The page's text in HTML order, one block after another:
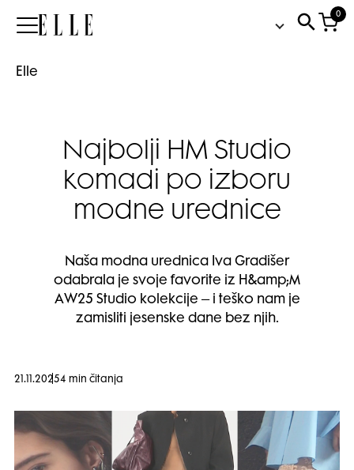
Elle
0
Elle
Najbolji HM Studio
komadi po izboru
modne urednice
Naša modna urednica Iva Gradišer
odabrala je svoje favorite iz H&amp;M
AW25 Studio kolekcije – i teško nam je
zamisliti jesenske dane bez njih.
21.11.20254 min čitanja